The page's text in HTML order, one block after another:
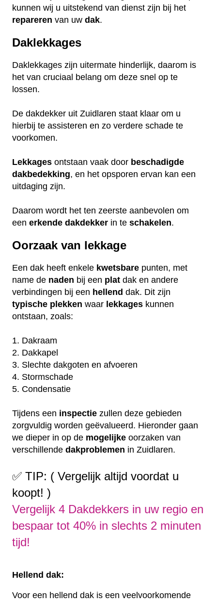
kunnen wij u uitstekend van dienst zijn bij het
repareren van uw dak.
Daklekkages
Daklekkages zijn uitermate hinderlijk, daarom is
het van cruciaal belang om deze snel op te
lossen.
De dakdekker uit Zuidlaren staat klaar om u
hierbij te assisteren en zo verdere schade te
voorkomen.
Lekkages ontstaan vaak door beschadigde
dakbedekking, en het opsporen ervan kan een
uitdaging zijn.
Daarom wordt het ten zeerste aanbevolen om
een erkende dakdekker in te schakelen.
Oorzaak van lekkage
Een dak heeft enkele kwetsbare punten, met
name de naden bij een plat dak en andere
verbindingen bij een hellend dak. Dit zijn
typische plekken waar lekkages kunnen
ontstaan, zoals:
1. Dakraam
2. Dakkapel
3. Slechte dakgoten en afvoeren
4. Stormschade
5. Condensatie
Tijdens een inspectie zullen deze gebieden
zorgvuldig worden geëvalueerd. Hieronder gaan
we dieper in op de mogelijke oorzaken van
verschillende dakproblemen in Zuidlaren.
✅ TIP: ( Vergelijk altijd voordat u
koopt! )
Vergelijk 4 Dakdekkers in uw regio en
bespaar tot 40% in slechts 2 minuten
tijd!
Hellend dak:
Voor een hellend dak is een veelvoorkomende